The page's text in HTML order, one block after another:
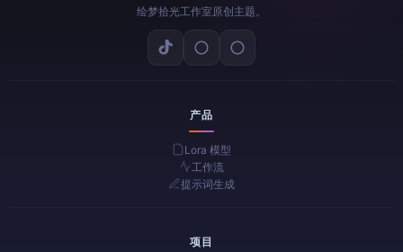
绘梦拾光工作室原创主题。
产品
Lora 模型
工作流
提示词生成
项目